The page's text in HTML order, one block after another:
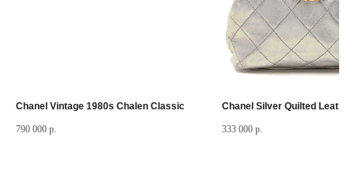
Chanel Vintage 1980s Chalen Classic
790 000 р.
Chanel Silver Quilted
333 000 р.